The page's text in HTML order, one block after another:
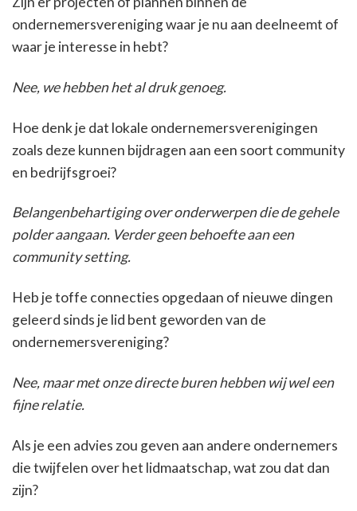
ondernemersvereniging waar je nu aan deelneemt of
waar je interesse in hebt?
Nee, we hebben het al druk genoeg.
Hoe denk je dat lokale ondernemersverenigingen
zoals deze kunnen bijdragen aan een soort community
en bedrijfsgroei?
Belangenbehartiging over onderwerpen die de gehele
polder aangaan. Verder geen behoefte aan een
community setting.
Heb je toffe connecties opgedaan of nieuwe dingen
geleerd sinds je lid bent geworden van de
ondernemersvereniging?
Nee, maar met onze directe buren hebben wij wel een
fijne relatie.
Als je een advies zou geven aan andere ondernemers
die twijfelen over het lidmaatschap, wat zou dat dan
zijn?